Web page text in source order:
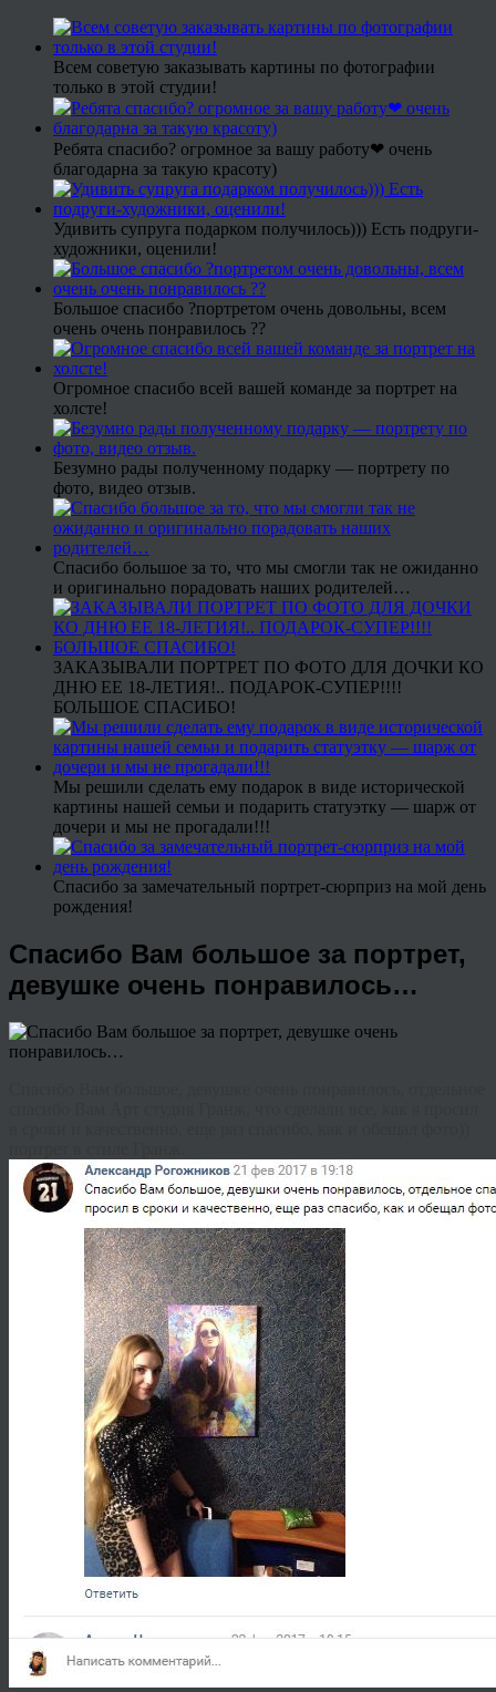
Всем советую заказывать картины по фотографии
только в этой студии!
Ребята спасибо? огромное за вашу работу❤ очень
благодарна за такую красоту)
Удивить супруга подарком получилось))) Есть подруги-
художники, оценили!
Большое спасибо ?портретом очень довольны, всем
очень очень понравилось ??
Огромное спасибо всей вашей команде за портрет на
холсте!
Безумно рады полученному подарку — портрету по
фото, видео отзыв.
Спасибо большое за то, что мы смогли так не ожиданно
и оригинально порадовать наших родителей…
ЗАКАЗЫВАЛИ ПОРТРЕТ ПО ФОТО ДЛЯ ДОЧКИ КО
ДНЮ ЕЕ 18-ЛЕТИЯ!.. ПОДАРОК-СУПЕР!!!!
БОЛЬШОЕ СПАСИБО!
Мы решили сделать ему подарок в виде исторической
картины нашей семьи и подарить статуэтку — шарж от
дочери и мы не прогадали!!!
Спасибо за замечательный портрет-сюрприз на мой день
рождения!
Спасибо Вам большое за портрет,
девушке очень понравилось…